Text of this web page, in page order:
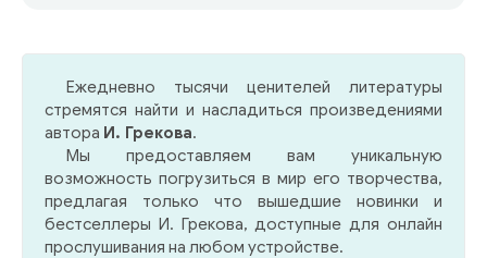
самые яркие, самые запретные.
Ежедневно тысячи ценителей литературы
стремятся найти и насладиться произведениями
автора И. Грекова.
Мы предоставляем вам уникальную
возможность погрузиться в мир его творчества,
предлагая только что вышедшие новинки и
бестселлеры И. Грекова, доступные для онлайн
прослушивания на любом устройстве.